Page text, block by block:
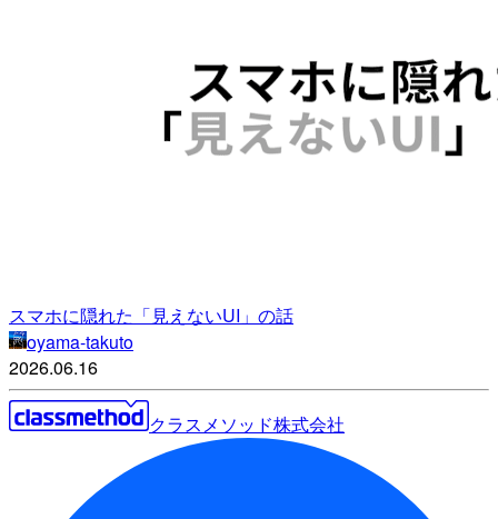
スマホに隠れた「見えないUI」の話
oyama-takuto
2026.06.16
クラスメソッド株式会社